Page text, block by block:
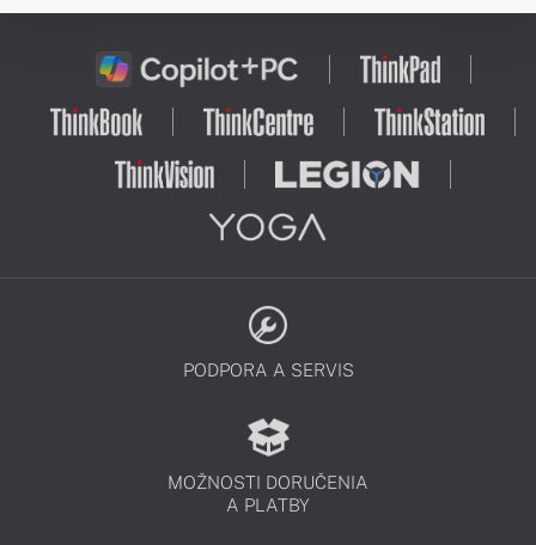
PODPORA A SERVIS
MOŽNOSTI DORUČENIA
A PLATBY